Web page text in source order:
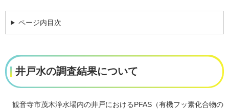
ページ内目次
井戸水の調査結果について
観音寺市茂木浄水場内の井戸におけるPFAS（有機フッ素化合物の